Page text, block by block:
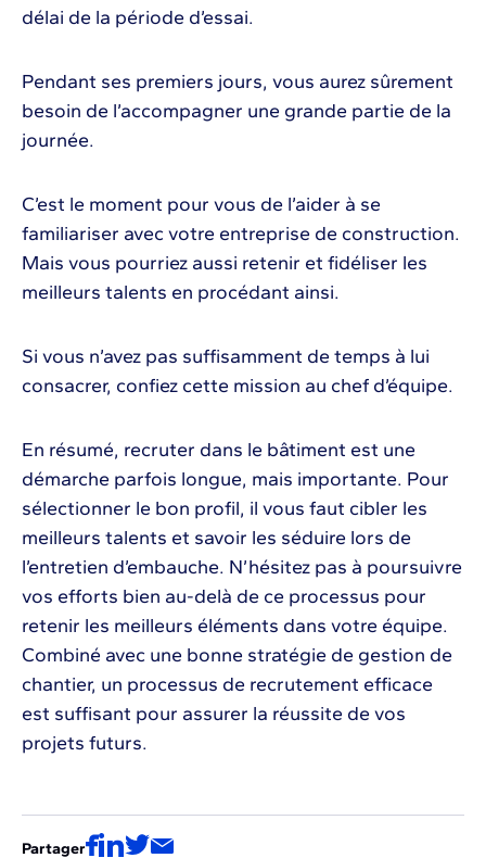
délai de la période d’essai.
Pendant ses premiers jours, vous aurez sûrement
besoin de l’accompagner une grande partie de la
journée.
C’est le moment pour vous de l’aider à se
familiariser avec votre entreprise de construction.
Mais vous pourriez aussi retenir et fidéliser les
meilleurs talents en procédant ainsi.
Si vous n’avez pas suffisamment de temps à lui
consacrer, confiez cette mission au chef d’équipe.
En résumé, recruter dans le bâtiment est une
démarche parfois longue, mais importante. Pour
sélectionner le bon profil, il vous faut cibler les
meilleurs talents et savoir les séduire lors de
l’entretien d’embauche. N’hésitez pas à poursuivre
vos efforts bien au-delà de ce processus pour
retenir les meilleurs éléments dans votre équipe.
Combiné avec une bonne stratégie de gestion de
chantier, un processus de recrutement efficace
est suffisant pour assurer la réussite de vos
projets futurs.
Partager